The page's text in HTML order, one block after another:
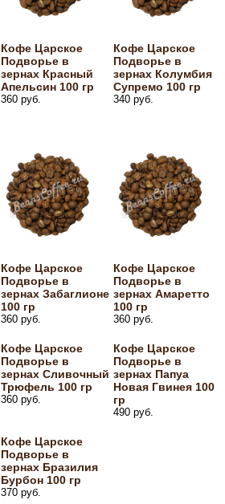
Кофе Царское
Подворье в
зернах Красный
Апельсин 100 гр
360 руб.
Кофе Царское
Подворье в
зернах Колумбия
Супремо 100 гр
340 руб.
Кофе Царское
Подворье в
зернах Забаглионе
100 гр
360 руб.
Кофе Царское
Подворье в
зернах Амаретто
100 гр
360 руб.
Кофе Царское
Подворье в
зернах Сливочный
Трюфель 100 гр
360 руб.
Кофе Царское
Подворье в
зернах Папуа
Новая Гвинея 100
гр
490 руб.
Кофе Царское
Подворье в
зернах Бразилия
Бурбон 100 гр
370 руб.